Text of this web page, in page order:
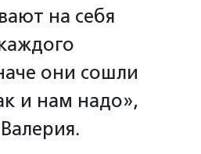
на себя
они сошли
и нам надо»,